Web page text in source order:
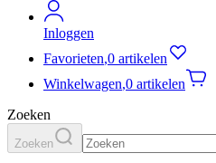
Inloggen
Favorieten,0 artikelen
Winkelwagen,0 artikelen
Zoeken
Zoeken